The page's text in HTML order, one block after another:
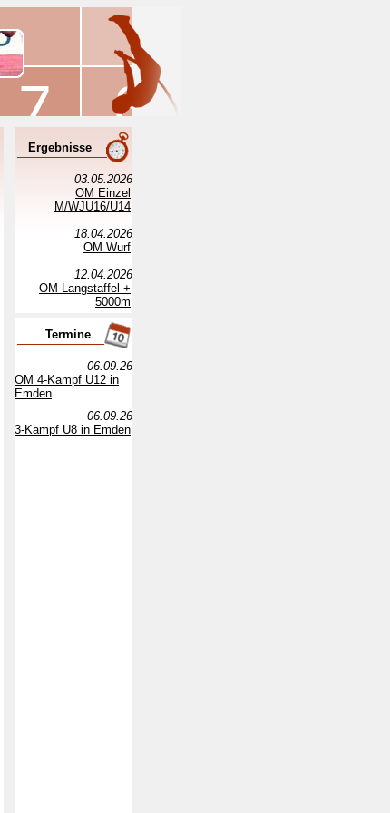
Ergebnisse
03.05.2026
OM Einzel
M/WJU16/U14
18.04.2026
OM Wurf
12.04.2026
OM Langstaffel +
5000m
Termine
06.09.26
OM 4-Kampf U12 in
Emden
06.09.26
3-Kampf U8 in Emden